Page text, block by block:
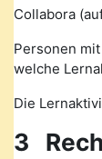
Collabora
Personen
welche
Die
3